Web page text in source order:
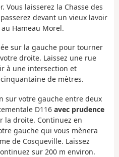
Vous laisserez la Chasse des
devant un vieux lavoir
Hameau Morel.
sur la gauche pour tourner
droite. Laissez une rue
à une intersection et
de mètres.
sur votre gauche entre deux
D116 avec prudence
la droite. Continuez en
gauche qui vous mènera
de Cosqueville. Laissez
sur 200 m environ.